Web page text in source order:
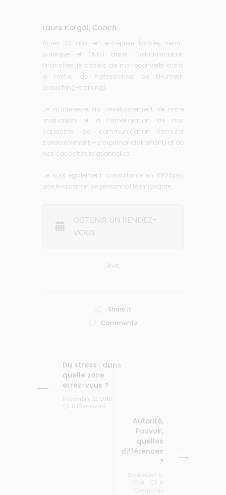
Laure Kergal, Coach
Après 23 ans en entreprise (privée, semi-
publique et ONG) dans l’administration
financière, je choisis de me reconvertir dans
le métier de Professionnel de l’Humain
(coaching-training).
Je m’intéresse au développement de notre
motivation et à l’amélioration de nos
capacités de communication (écouter
consciemment – s’exprimer clairement) et de
nos capacités relationnelles.
Je suis également consultante en VIP2Apro,
une évaluation de personnalité innovante.
OBTENIR UN RENDEZ-
VOUS
Avis
Share It
Comments
Du stress : dans
quelle zone
errez-vous ?
November 12, 2018
0 Comments
Autorité,
Pouvoir,
quelles
différences
?
September 8,
2018
0
Comments